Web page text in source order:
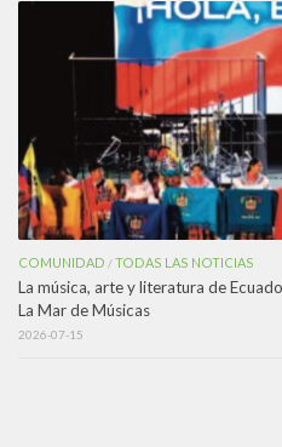
COMUNIDAD /TODAS LAS NOTICIAS
La música, arte y literatura de
La Mar de Músicas
2026-07-15